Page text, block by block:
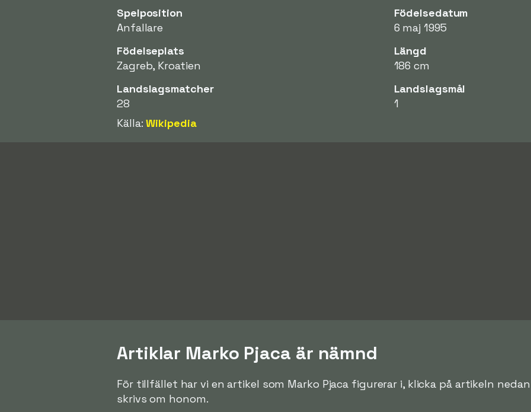
Spelposition
Anfallare
Födelsedatum
6 maj 1995
Födelseplats
Zagreb, Kroatien
Längd
186 cm
Landslagsmatcher
28
Landslagsmål
1
Källa:Wikipedia
Artiklar Marko Pjaca är nämnd
För tillfället har vi en artikel som Marko Pjaca figurerar i, klicka på artikeln
skrivs om honom.